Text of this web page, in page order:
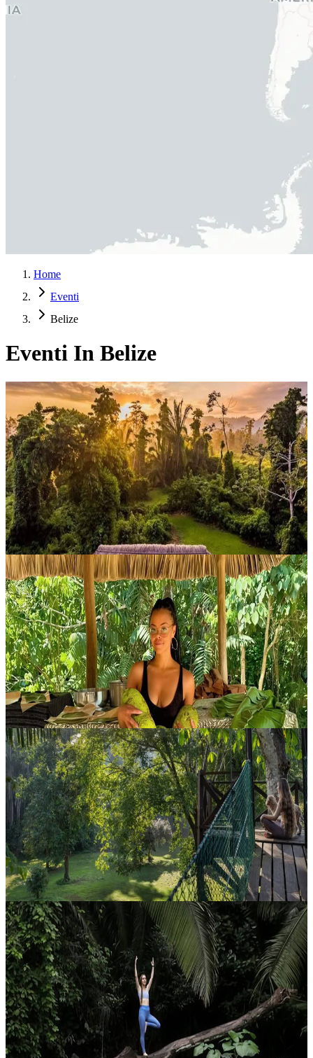
Home
Eventi
Belize
Eventi In Belize
FIT N FLO: Il reset del benessere definitivo
Ti senti scarica, fuori equilibrio e pronta per un nuovo inizio?
Raggiungi le lussureggianti giungle del Belize e ritrova energia,
salute e gioia al Jade Jungle Resort, una riserva naturale privata di...
2699,00 USD
15 settembre 2026 19:00
Teiera, Belize
Il Reset nella Giungla Plantiful con Alyssa
Questo ritiro completamente vegano di 6 giorni e 5 notti si svolge
nella natura incontaminata delle giungle del Belize, presso il Jade
Jungle Resort. Immersa in 300 acri di foresta tropicale, la strut...
2499,00 USD
6 ottobre 2026 19:00
Teiera, Belize
Ritiro benessere nella foresta pluviale
Questo autentico ritiro di benessere in Belize è aperto a tutti e si
svolgerà presso il Jade Jungle Resort. Se ti senti stanco, in
disequilibrio e pronto per un vero reset, questo è il tuo invito a fa...
2499,00 USD
Contatta l'organizzatore per le date disponibili
Teiera, Belize
Ritiro di Yoga nella Foresta Pluviale
Questo autentico ritiro di yoga in Belize accoglie praticanti di ogni
livello e si svolgerà presso il Jade Jungle Resort. Se ti senti scarico,
fuori equilibrio o hai bisogno di un vero reset, questo è...
2249,00 USD
Contatta l'organizzatore per le date disponibili